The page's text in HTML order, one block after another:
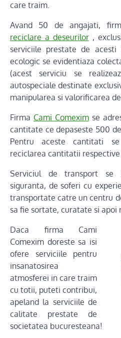
care traim.
Avand 50 de angajati,
reciclare a deseurilor,
serviciile prestate de acesti
ecologic se evidentiaza
(acest serviciu se
autospeciale destinate
manipularea si valorificarea
Firma Cami Comeximse
cantitate ce depaseste 500
Pentru aceste cantitati
reciclarea cantitatii respective
Serviciul de transport
siguranta, de soferi cu
transportate catre un centru
sa fie sortate, curatate si apoi
Daca firma Cami
Comexim doreste sa isi
ofere serviciile pentru
insanatosirea
atmosferei in care traim
cu totii, puteti contribui,
apeland la serviciile de
calitate prestate de
societatea bucuresteana!